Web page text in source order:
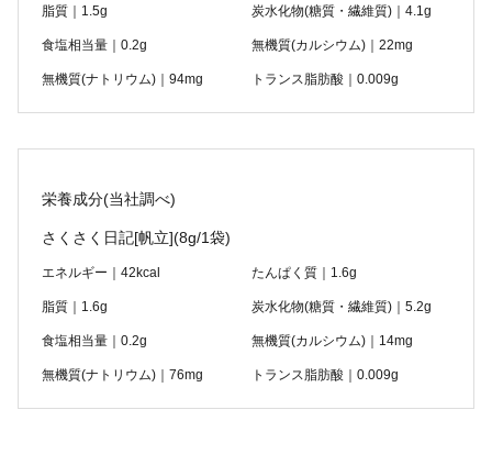
脂質｜1.5g 炭水化物(糖質・繊維質)｜4.1g
食塩相当量｜0.2g 無機質(カルシウム)｜22mg
無機質(ナトリウム)｜94mg トランス脂肪酸｜0.009g
栄養成分(当社調べ)
さくさく日記[帆立](8g/1袋)
エネルギー｜42kcal たんぱく質｜1.6g
脂質｜1.6g 炭水化物(糖質・繊維質)｜5.2g
食塩相当量｜0.2g 無機質(カルシウム)｜14mg
無機質(ナトリウム)｜76mg トランス脂肪酸｜0.009g